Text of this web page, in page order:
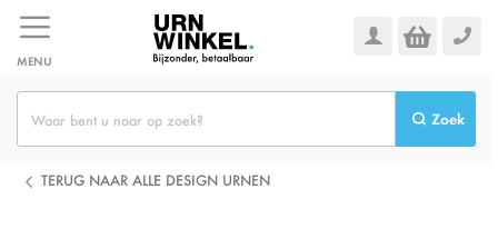
naar
de
inhoud
MENU
Zoek
TERUG NAAR ALLE DESIGN URNEN